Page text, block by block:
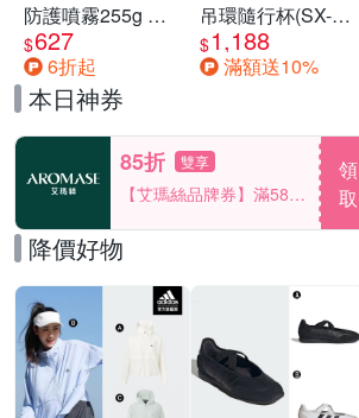
防護噴霧255g 三
入組
$627
6折起
吊環隨行杯(SX-
LA72H)
$1,188
滿額送10%
本日神券
85折 雙享
【艾瑪絲品牌券】滿580
享85折！
領
取
降價好物